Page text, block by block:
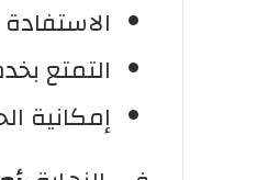
التمتع
إمكانية